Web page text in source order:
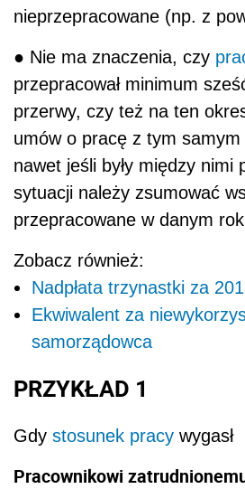
nieprzepracowane (np. z
● Nie ma znaczenia, czy
przepracował minimum
przerwy, czy też na ten
umów o pracę z tym samym
nawet jeśli były między nimi
sytuacji należy zsumować
przepracowane w danym
Zobacz również:
Nadpłata trzynastki za
Ekwiwalent za
samorządowca
PRZYKŁAD 1
Gdy stosunek pracy wygasł
Pracownikowi